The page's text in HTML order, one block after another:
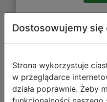
Wojna w Krainie
Dostosowujemy się
Strona wykorzystuje
w przeglądarce
działa poprawnie. Żeby